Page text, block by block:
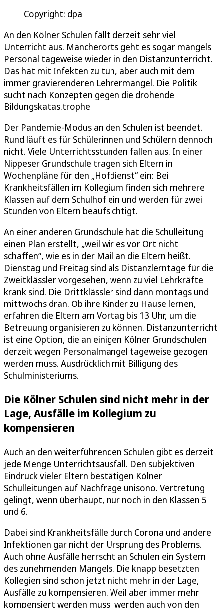
Copyright: dpa
An den Kölner Schulen fällt derzeit sehr viel
Unterricht aus. Mancherorts geht es sogar mangels
Personal tageweise wieder in den Distanzunterricht.
Das hat mit Infekten zu tun, aber auch mit dem
immer gravierenderen Lehrermangel. Die Politik
sucht nach Konzepten gegen die drohende
Bildungskatas.trophe
Der Pandemie-Modus an den Schulen ist beendet.
Rund läuft es für Schülerinnen und Schülern dennoch
nicht. Viele Unterrichtsstunden fallen aus. In einer
Nippeser Grundschule tragen sich Eltern in
Wochenpläne für den „Hofdienst“ ein: Bei
Krankheitsfällen im Kollegium finden sich mehrere
Klassen auf dem Schulhof ein und werden für zwei
Stunden von Eltern beaufsichtigt.
An einer anderen Grundschule hat die Schulleitung
einen Plan erstellt, „weil wir es vor Ort nicht
schaffen“, wie es in der Mail an die Eltern heißt.
Dienstag und Freitag sind als Distanzlerntage für die
Zweitklässler vorgesehen, wenn zu viel Lehrkräfte
krank sind. Die Drittklässler sind dann montags und
mittwochs dran. Ob ihre Kinder zu Hause lernen,
erfahren die Eltern am Vortag bis 13 Uhr, um die
Betreuung organisieren zu können. Distanzunterricht
ist eine Option, die an einigen Kölner Grundschulen
derzeit wegen Personalmangel tageweise gezogen
werden muss. Ausdrücklich mit Billigung des
Schulministeriums.
Die Kölner Schulen sind nicht mehr in der
Lage, Ausfälle im Kollegium zu
kompensieren
Auch an den weiterführenden Schulen gibt es derzeit
jede Menge Unterrichtsausfall. Den subjektiven
Eindruck vieler Eltern bestätigen Kölner
Schulleitungen auf Nachfrage unisono. Vertretung
gelingt, wenn überhaupt, nur noch in den Klassen 5
und 6.
Dabei sind Krankheitsfälle durch Corona und andere
Infektionen gar nicht der Ursprung des Problems.
Auch ohne Ausfälle herrscht an Schulen ein System
des zunehmenden Mangels. Die knapp besetzten
Kollegien sind schon jetzt nicht mehr in der Lage,
Ausfälle zu kompensieren. Weil aber immer mehr
kompensiert werden muss, werden auch von den